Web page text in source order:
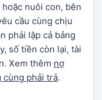
nuôi con, bên
cầu cùng chịu
phải lập cả bảng
số tiền còn lại, tài
Xem thêm nợ
cùng phải trả.